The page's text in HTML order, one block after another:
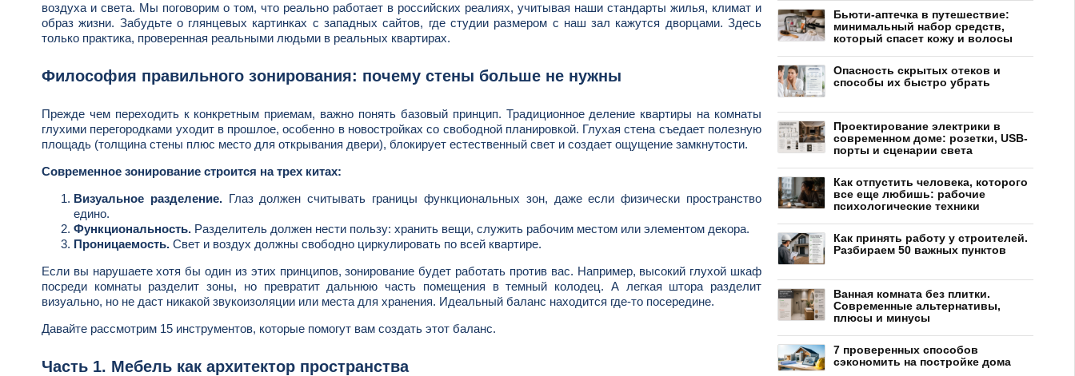
воздуха и света. Мы поговорим о том, что реально работает в российских реалиях, учитывая наши стандарты жилья, климат и
образ жизни. Забудьте о глянцевых картинках с западных сайтов, где студии размером с наш зал кажутся дворцами. Здесь
только практика, проверенная реальными людьми в реальных квартирах.
Философия правильного зонирования: почему стены больше не нужны
Прежде чем переходить к конкретным приемам, важно понять базовый принцип. Традиционное деление квартиры на комнаты
глухими перегородками уходит в прошлое, особенно в новостройках со свободной планировкой. Глухая стена съедает полезную
площадь (толщина стены плюс место для открывания двери), блокирует естественный свет и создает ощущение замкнутости.
Современное зонирование строится на трех китах:
Визуальное разделение.Глаз должен считывать границы функциональных зон, даже если физически пространство
едино.
Функциональность. Разделитель должен нести пользу: хранить вещи, служить рабочим местом или элементом декора.
Проницаемость. Свет и воздух должны свободно циркулировать по всей квартире.
Если вы нарушаете хотя бы один из этих принципов, зонирование будет работать против вас. Например, высокий глухой шкаф
посреди комнаты разделит зоны, но превратит дальнюю часть помещения в темный колодец. А легкая штора разделит
визуально, но не даст никакой звукоизоляции или места для хранения. Идеальный баланс находится где-то посередине.
Давайте рассмотрим 15 инструментов, которые помогут вам создать этот баланс.
Часть 1. Мебель как архитектор пространства
Бьюти-аптечка в путешествие:
минимальный набор средств,
который спасет кожу и волосы
Опасность скрытых отеков и
способы их быстро убрать
Проектирование электрики в
современном доме: розетки, USB-
порты и сценарии света
Как отпустить человека, которого
все еще любишь: рабочие
психологические техники
Как принять работу у строителей.
Разбираем 50 важных пунктов
Ванная комната без плитки.
Современные альтернативы,
плюсы и минусы
7 проверенных способов
сэкономить на постройке дома